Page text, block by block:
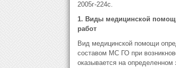
2005г-224с.
1. Виды медицинской
работ
Вид медицинской помощи
составом МС ГО при
оказывается на